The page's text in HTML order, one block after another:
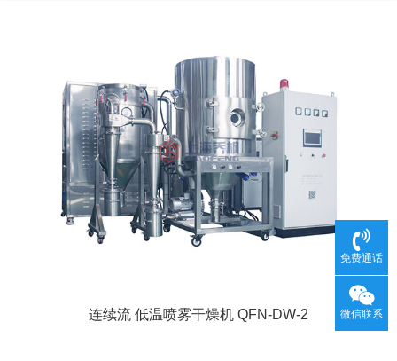
连续流 低温喷雾干燥机 QFN-DW-2
免费通话
微信联系